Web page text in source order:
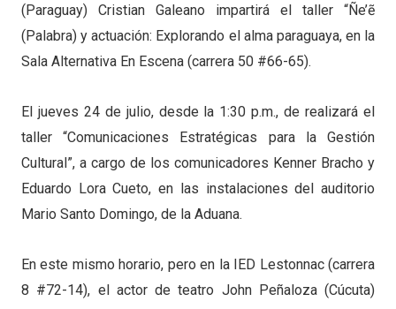
(Paraguay) Cristian Galeano impartirá el taller “Ñe’ẽ
(Palabra) y actuación: Explorando el alma paraguaya, en la
Sala Alternativa En Escena (carrera 50 #66-65).
El jueves 24 de julio, desde la 1:30 p.m., de realizará el
taller “Comunicaciones Estratégicas para la Gestión
Cultural”, a cargo de los comunicadores Kenner Bracho y
Eduardo Lora Cueto, en las instalaciones del auditorio
Mario Santo Domingo, de la Aduana.
En este mismo horario, pero en la IED Lestonnac (carrera
8 #72-14), el actor de teatro John Peñaloza (Cúcuta)